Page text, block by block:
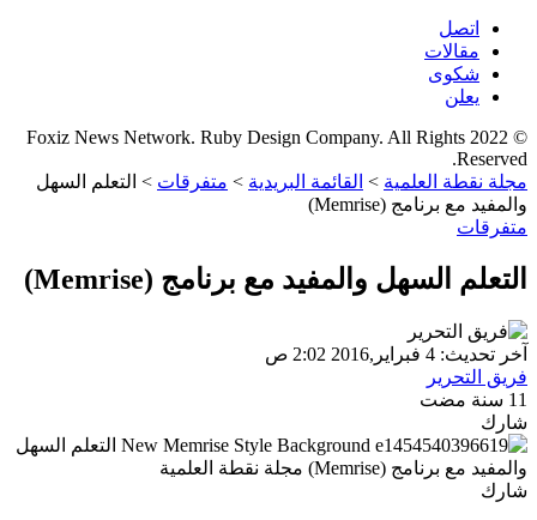
اتصل
مقالات
شكوى
يعلن
© 2022 Foxiz News Network. Ruby Design Company. All Rights
Reserved.
مجلة نقطة العلمية > القائمة البريدية > متفرقات > التعلم السهل
والمفيد مع برنامج (Memrise)
متفرقات
التعلم السهل والمفيد مع برنامج (Memrise)
آخر تحديث: 4 فبراير,2016 2:02 ص
فريق التحرير
11 سنة مضت
شارك
شارك